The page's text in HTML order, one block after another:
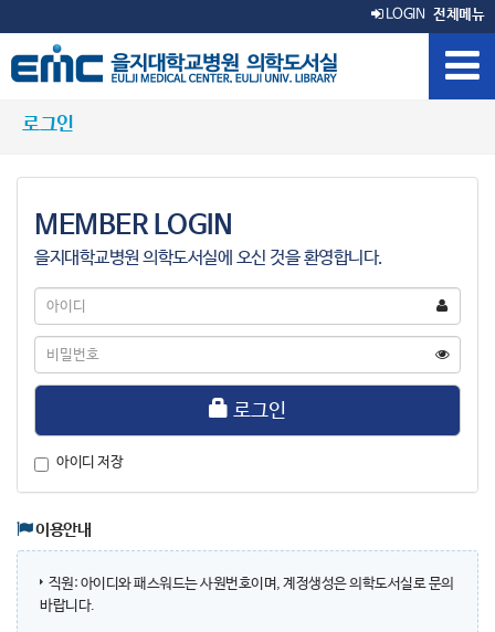
LOGIN 전체메뉴
로그인
MEMBER LOGIN
을지대학교병원 의학도서실에 오신 것을 환영합니다.
아
디
비
번
로그인
아이디 저장
이용안내
직원: 아이디와 패스워드는 사원번호이며, 계정생성은 의학도서실로 문의
바랍니다.